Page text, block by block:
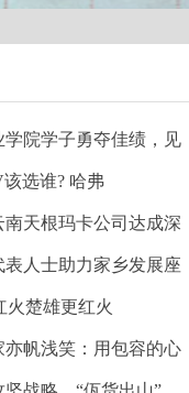
院学子勇夺佳绩，见
选谁? 哈弗
南天根玛卡公司达成深
人士助力家乡发展座
火楚雄更红火
帆浅笑：用包容的心